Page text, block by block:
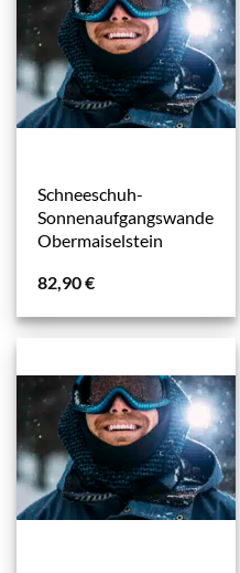
Schneeschuh-
Sonnenaufgangswanderung
Obermaiselstein
82,90€